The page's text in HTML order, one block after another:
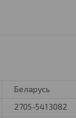
Беларусь
2705-5413082